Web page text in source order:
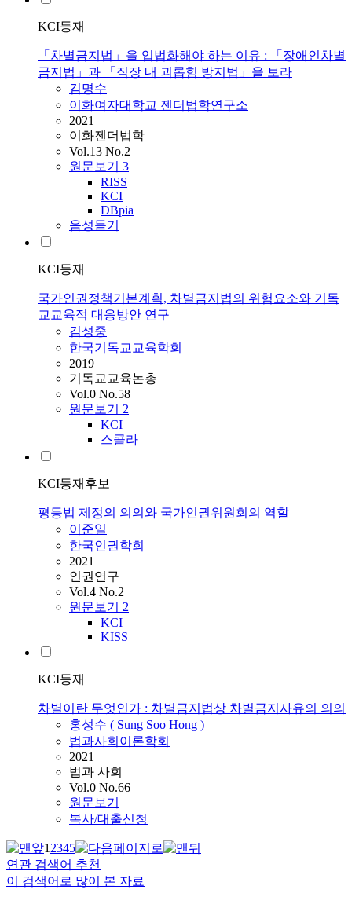
KCI등재
「차별금지법」을 입법화해야 하는 이유 : 「장애인차별
금지법」과 「직장 내 괴롭힘 방지법」을 보라
김명수
이화여자대학교 젠더법학연구소
2021
이화젠더법학
Vol.13 No.2
원문보기 3
RISS
KCI
DBpia
음성듣기
KCI등재
국가인권정책기본계획, 차별금지법의 위험요소와 기독
교교육적 대응방안 연구
김성중
한국기독교교육학회
2019
기독교교육논총
Vol.0 No.58
원문보기 2
KCI
스콜라
KCI등재후보
평등법 제정의 의의와 국가인권위원회의 역할
이준일
한국인권학회
2021
인권연구
Vol.4 No.2
원문보기 2
KCI
KISS
KCI등재
차별이란 무엇인가 : 차별금지법상 차별금지사유의 의의
홍성수 ( Sung Soo Hong )
법과사회이론학회
2021
법과 사회
Vol.0 No.66
원문보기
복사/대출신청
12345
연관 검색어 추천
이 검색어로 많이 본 자료